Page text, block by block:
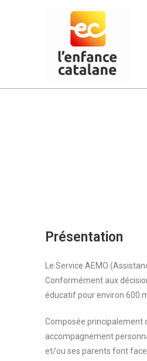
Présentation
Le Service AEMO
Conformément aux
éducatif pour environ 600
Composée principalement
accompagnement
et/ou ses parents font